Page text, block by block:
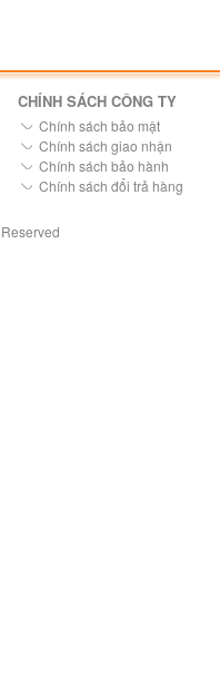
CHÍNH SÁCH CÔNG TY
Chính sách bảo mật
Chính sách giao nhận
Chính sách bảo hành
Chính sách đổi trả hàng